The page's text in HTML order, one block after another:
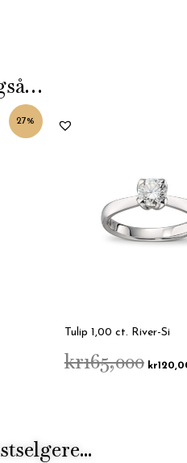
27%
Tulip 1,00 ct. River-Si
kr165,000 kr